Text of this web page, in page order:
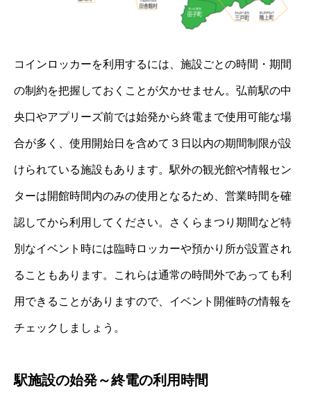
コインロッカーを利用するには、施設ごとの時間・期間
の制約を把握しておくことが欠かせません。弘前駅の中
央口やアプリーズ前では始発から終電まで使用可能な場
合が多く、使用開始日を含めて３日以内の期間制限が設
けられている施設もあります。駅外の観光館や情報セン
ターは開館時間内のみの使用となるため、営業時間を確
認してから利用してください。さくらまつり期間など特
別なイベント時には臨時ロッカーや預かり所が設置され
ることもあります。これらは通常の時間外であっても利
用できることがありますので、イベント開催時の情報を
チェックしましょう。
駅施設の始発～終電の利用時間